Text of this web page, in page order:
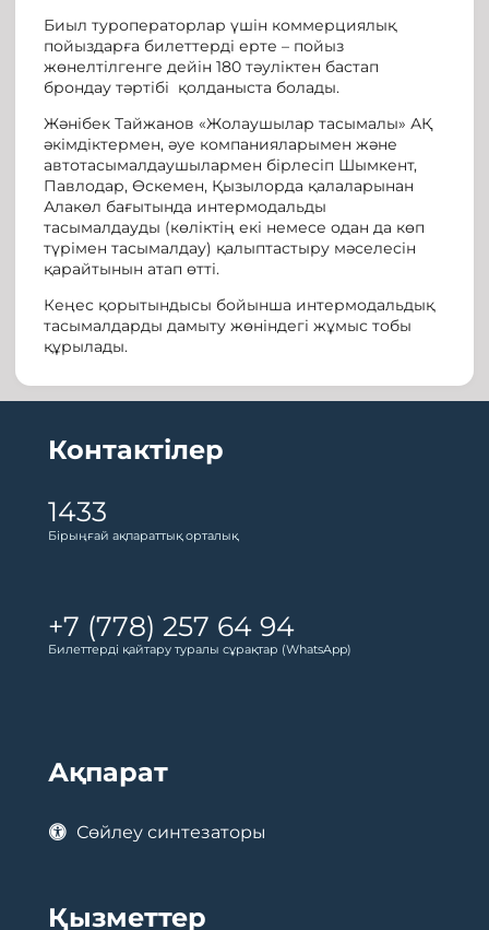
Биыл туроператорлар үшін коммерциялық
пойыздарға билеттерді ерте – пойыз
жөнелтілгенге дейін 180 тәуліктен бастап
брондау тәртібі қолданыста болады.
Жәнібек Тайжанов «Жолаушылар тасымалы» АҚ
әкімдіктермен, әуе компанияларымен және
автотасымалдаушылармен бірлесіп Шымкент,
Павлодар, Өскемен, Қызылорда қалаларынан
Алакөл бағытында интермодальды
тасымалдауды (көліктің екі немесе одан да көп
түрімен тасымалдау) қалыптастыру мәселесін
қарайтынын атап өтті.
Кеңес қорытындысы бойынша интермодальдық
тасымалдарды дамыту жөніндегі жұмыс тобы
құрылады.
Контактілер
1433
Бірыңғай ақпараттық орталық
+7 (778) 257 64 94
Билеттерді қайтару туралы сұрақтар (WhatsApp)
Ақпарат
Сөйлеу синтезаторы
Қызметтер